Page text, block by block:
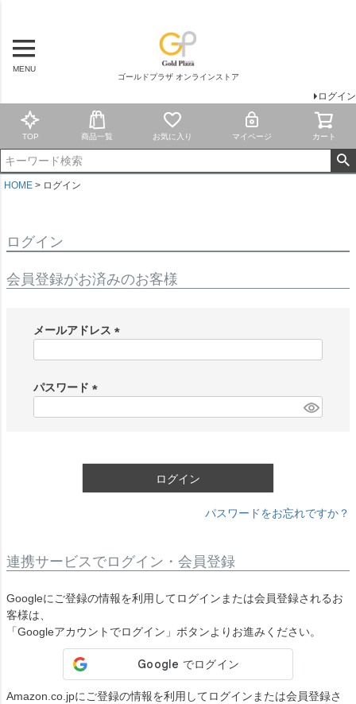
MENU
ゴールドプラザ オンラインストア
ログイン
TOP 商品一覧 お気に入り マイページ カート
HOME ログイン
ログイン
会員登録がお済みのお客様
メールアドレス
)
パスワード
ログイン
パスワードをお忘れですか？
連携サービスでログイン・会員登録
Googleにご登録の情報を利用してログインまたは会員登録されるお
客様は、
「Googleアカウントでログイン」ボタンよりお進みください。
Amazon.co.jpにご登録の情報を利用してログインまたは会員登録さ